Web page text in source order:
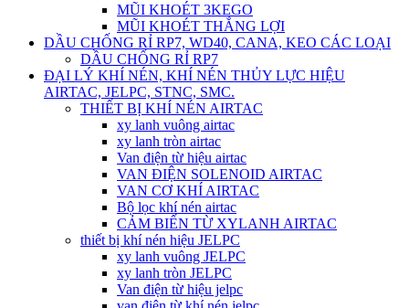
MŨI KHOÉT 3KEGO
MŨI KHOÉT THẮNG LỢI
DẦU CHỐNG RỈ RP7, WD40, CANA, KEO CÁC LOẠI
DẦU CHỐNG RỈ RP7
ĐẠI LÝ KHÍ NÉN, KHÍ NÉN THỦY LỰC HIỆU
AIRTAC, JELPC, STNC, SMC.
THIẾT BỊ KHÍ NÉN AIRTAC
xy lanh vuông airtac
xy lanh tròn airtac
Van điện từ hiệu airtac
VAN ĐIỆN SOLENOID AIRTAC
VAN CƠ KHÍ AIRTAC
Bộ lọc khí nén airtac
CẢM BIẾN TỪ XYLANH AIRTAC
thiết bị khí nén hiệu JELPC
xy lanh vuông JELPC
xy lanh tròn JELPC
Van điện từ hiệu jelpc